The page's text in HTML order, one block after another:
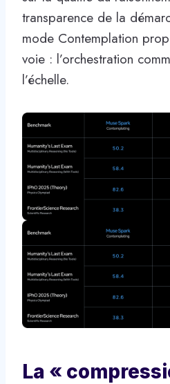
transparence de la
mode Contemplation
voie : l’orchestration
l’échelle.
La «